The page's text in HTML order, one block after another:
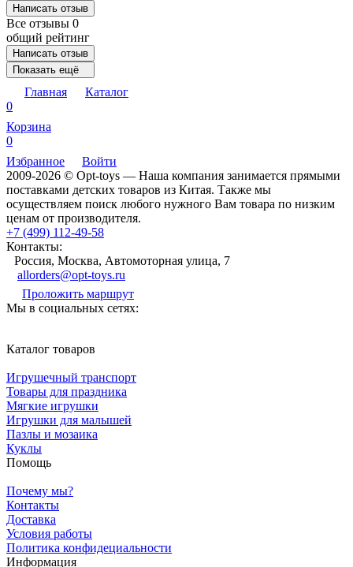
Написать отзыв
Все отзывы 0
общий рейтинг
Написать отзыв
Показать ещё
Главная
Каталог
0
Корзина
0
Избранное
Войти
2009-2026 © Opt-toys — Наша компания занимается прямыми
поставками детских товаров из Китая. Также мы
осуществляем поиск любого нужного Вам товара по низким
ценам от производителя.
+7 (499) 112-49-58
Контакты:
Россия, Москва, Автомоторная улица, 7
allorders@opt-toys.ru
Проложить маршрут
Мы в социальных сетях:
Каталог товаров
Игрушечный транспорт
Товары для праздника
Мягкие игрушки
Игрушки для малышей
Пазлы и мозаика
Куклы
Помощь
Почему мы?
Контакты
Доставка
Условия работы
Политика конфидециальности
Информация